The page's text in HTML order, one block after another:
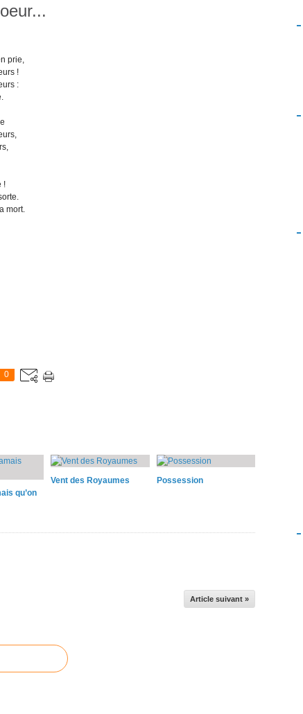
prie,
!
:
!
mort.
0
qu’on
Vent des Royaumes Possession
Article suivant »